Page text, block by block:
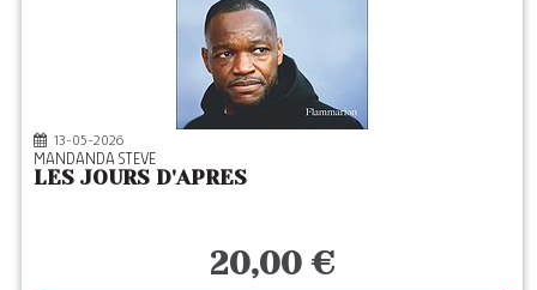
13-05-2026
MANDANDA STEVE
LES JOURS D'APRES
20,00 €